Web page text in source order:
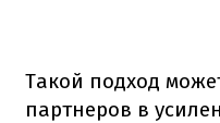
Такой подход
партнеров в